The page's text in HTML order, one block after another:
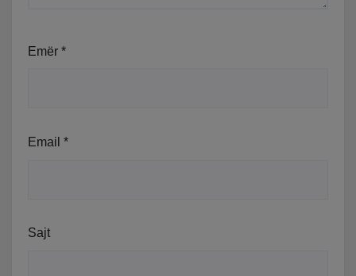
Emër *
Email *
Sajt